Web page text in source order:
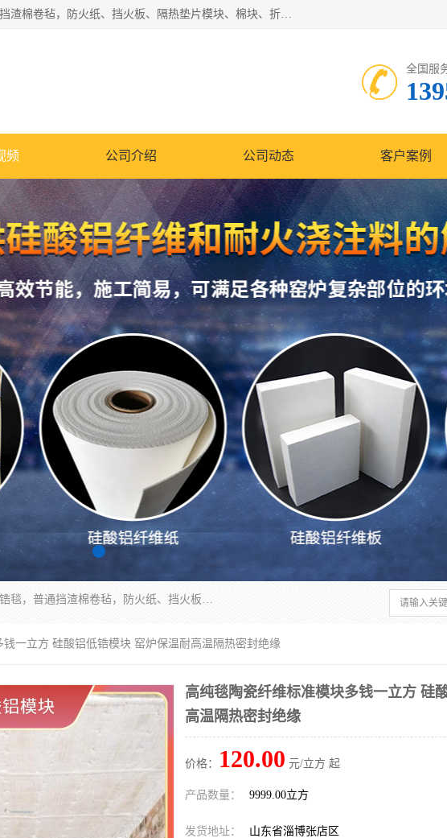
1260卷毡针刺毯，1360标准高纯高铝毯，1430度低锆锆铝含锆毯，普通挡渣棉卷毡，防火纸、挡火板、隔热垫片模块、棉块、折叠块、散棉高温固化剂价格规格密度多少钱图片视频立方平米参数指标
全国服
频 公司介绍 公司动态 客户案例
1260卷毡针刺毯，1360标准高纯高铝毯，1430度低锆锆铝含锆毯，普通挡渣棉卷毡，防火纸、挡火板、隔热垫片模块、棉块、折叠块、散棉高温固化剂价格规格密度多少钱图片视频立方平米参数指标
一立方 硅酸铝低锆模块 窑炉保温耐高温隔热密封绝缘
高纯毯陶瓷纤维标准模块多钱一立方 硅
高温隔热密封绝缘
价格： 120.00 元/立方 起
产品数量： 9999.00立方
发货地址： 山东省淄博张店区